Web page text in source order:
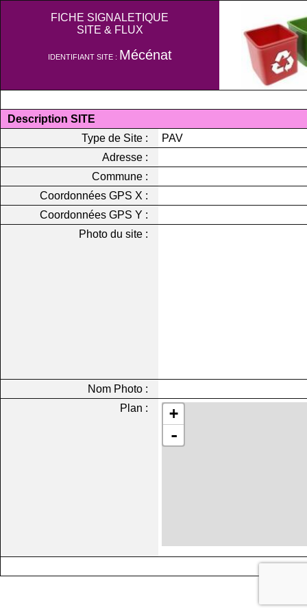
FICHE SIGNALETIQUE
SITE & FLUX
IDENTIFIANT SITE : Mécénat
Description SITE
Type de Site :
PAV
Adresse :
Commune :
Coordonnées GPS X :
Coordonnées GPS Y :
Photo du site :
Nom Photo :
Plan :
+
-